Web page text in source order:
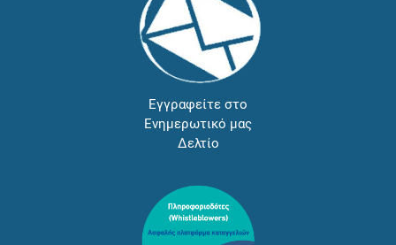
Εγγραφείτε στο
Ενημερωτικό μας
Δελτίο